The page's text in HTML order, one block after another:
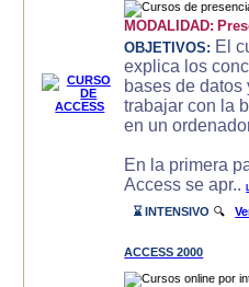
MODALIDAD:
OBJETIVOS: El
explica los
bases de datos
trabajar con la
en un
En la primera
Access se apr..
⌛ INTENSIVO 🔍
ACCESS 2000